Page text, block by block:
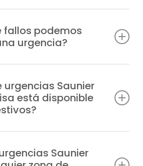
horario habitual, el
tiene un recargo, que
fallos podemos
urgencia?
hasta fallos en la
o errores de
cualquier equipo
urgencias Saunier
está disponible
en fines de semana y
Saunier